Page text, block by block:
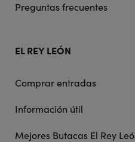
Preguntas frecuentes
EL REY LEÓN
Comprar entradas
Información útil
Mejores Butacas El Rey